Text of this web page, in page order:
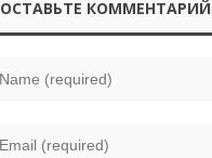
ОСТАВЬТЕ КОММЕНТАРИЙ